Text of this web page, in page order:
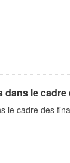
le
le cadre des